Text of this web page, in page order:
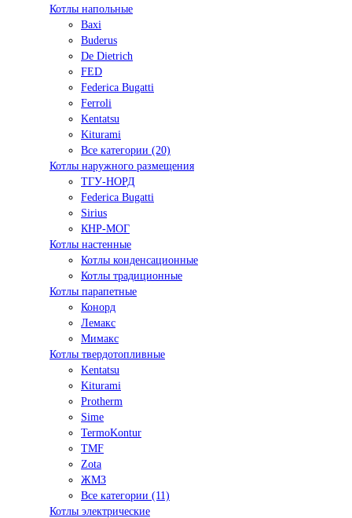
Котлы напольные
Baxi
Buderus
De Dietrich
FED
Federica Bugatti
Ferroli
Kentatsu
Kiturami
Все категории (20)
Котлы наружного размещения
ТГУ-НОРД
Federica Bugatti
Sirius
КНР-МОГ
Котлы настенные
Котлы конденсационные
Котлы традиционные
Котлы парапетные
Конорд
Лемакс
Мимакс
Котлы твердотопливные
Kentatsu
Kiturami
Protherm
Sime
TermoKontur
TMF
Zota
ЖМЗ
Все категории (11)
Котлы электрические